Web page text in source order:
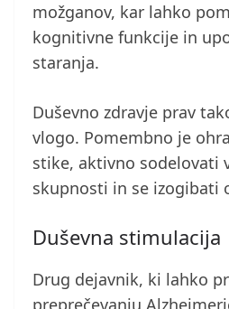
možganov, kar lahko
kognitivne funkcije in
staranja.
Duševno zdravje prav
vlogo. Pomembno je
stike, aktivno sodelovati
skupnosti in se izogibati
Duševna stimulacija
Drug dejavnik, ki lahko